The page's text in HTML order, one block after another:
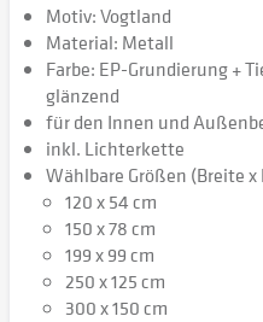
Motiv: Vogtland
Material: Metall
Farbe: EP-Grundierung +
glänzend
für den Innen und
inkl. Lichterkette
Wählbare Größen (Breite x
120 x 54 cm
150 x 78 cm
199 x 99 cm
250 x 125 cm
300 x 150 cm